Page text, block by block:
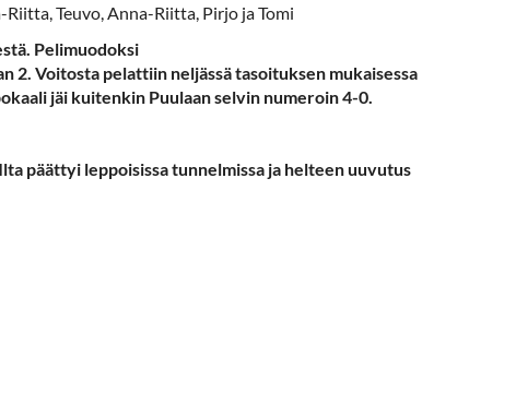
Teuvo, Anna-Riitta, Pirjo ja Tomi
Pelimuodoksi
2. Voitosta pelattiin neljässä tasoituksen mukaisessa
jäi kuitenkin Puulaan selvin numeroin 4-0.
päättyi leppoisissa tunnelmissa ja helteen uuvutus